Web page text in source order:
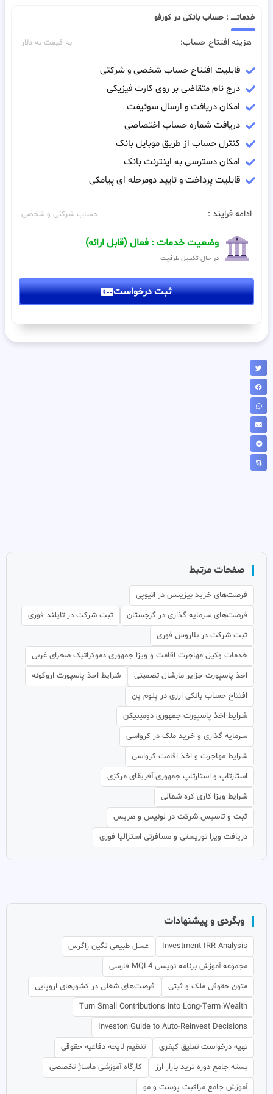
خدماتـــــ : حساب بانکی در کورفو
هزینه افتتاح حساب: به قیمت به دلار
قابلیت افتتاح حساب شخصی و شرکتی
درج نام متقاضی بر روی کارت فیزیکی
امکان دریافت و ارسال سوئیفت
دریافت شماره حساب اختصاصی
کنترل حساب از طریق موبایل بانک
امکان دسترسی به اینترنت بانک
قابلیت پرداخت و تایید دومرحله ای پیامکی
ادامه فرایند : حساب شرکتی و شحصی
وضعیت خدمات : فعال (قابل ارائه)
در حال تکمیل ظرفیت
ثبت درخواست
صفحات مرتبط
فرصت‌های خرید بیزینس در اتیوپی
فرصت‌های سرمایه گذاری در گرجستان
ثبت شرکت در تایلند فوری
ثبت شرکت در بلاروس فوری
خدمات وکیل مهاجرت اقامت و ویزا جمهوری دموکراتیک صحرای غربی
اخذ پاسپورت جزایر مارشال تضمینی
شرایط اخذ پاسپورت اروگوئه
افتتاح حساب بانکی ارزی در پنوم پن
شرایط اخذ پاسپورت جمهوری دومینیکن
سرمایه گذاری و خرید ملک در کرواسی
شرایط مهاجرت و اخذ اقامت کرواسی
استارتاپ و استارتاپ جمهوری آفریقای مرکزی
شرایط ویزا کاری کره شمالی
ثبت و تاسیس شرکت در لوئیس و هریس
دریافت ویزا توریستی و مسافرتی استرالیا فوری
وبگردی و پیشنهادات
Investment IRR Analysis
عسل طبیعی نگین زاگرس
مجموعه آموزش برنامه نویسی MQL4 فارسی
متون حقوقی ملک و ثبتی
فرصت‌های شغلی در کشورهای اروپایی
Turn Small Contributions into Long-Term Wealth
Investon Guide to Auto-Reinvest Decisions
تهیه درخواست تعلیق کیفری
تنظیم لایحه دفاعیه حقوقی
بسته جامع دوره ترید بازار ارز
کارگاه آموزشی ماساژ تخصصی
آموزش جامع مراقبت پوست و مو